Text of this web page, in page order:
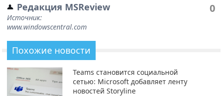
Редакция MSReview
Источник:
www.windowscentral.com
0
Похожие новости
Teams становится социальной
сетью: Microsoft добавляет ленту
новостей Storyline